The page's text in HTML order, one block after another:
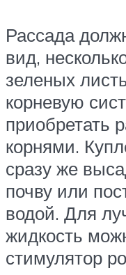
Рассада
вид,
зеленых
корневую
приобретать
корнями.
сразу же
почву или
водой. Для
жидкость
стимулятор